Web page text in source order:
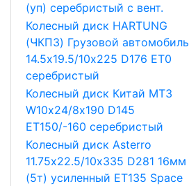
(уп) серебристый с вент.
Колесный диск HARTUNG
(ЧКПЗ) Грузовой автомобиль
14.5х19.5/10х225 D176 ET0
серебристый
Колесный диск Китай МТЗ
W10х24/8х190 D145
ET150/-160 серебристый
Колесный диск Asterro
11.75х22.5/10х335 D281 16мм
(5т) усиленный ET135 Space